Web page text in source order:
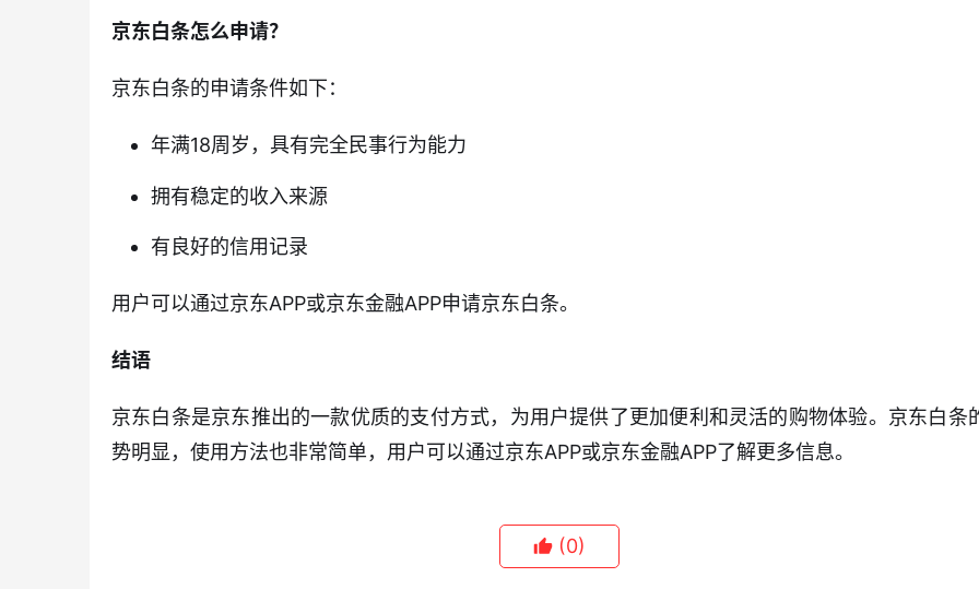
京东白条怎么申请？
京东白条的申请条件如下：
年满18周岁，具有完全民事行为能力
拥有稳定的收入来源
有良好的信用记录
用户可以通过京东APP或京东金融APP申请京东白条。
结语
京东白条是京东推出的一款优质的支付方式，为用户提供了更加便利和灵活的购物体验。京东白条
势明显，使用方法也非常简单，用户可以通过京东APP或京东金融APP了解更多信息。
(0)